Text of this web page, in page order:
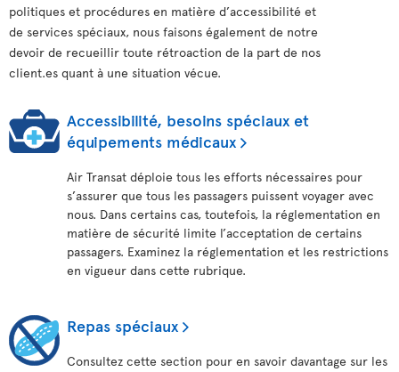
politiques et procédures en matière d’accessibilité et
de services spéciaux, nous faisons également de notre
devoir de recueillir toute rétroaction de la part de nos
client.es quant à une situation vécue.
Accessibilité, besoins spéciaux et
équipements médicaux
Air Transat déploie tous les efforts nécessaires pour
s’assurer que tous les passagers puissent voyager avec
nous. Dans certains cas, toutefois, la réglementation en
matière de sécurité limite l’acceptation de certains
passagers. Examinez la réglementation et les restrictions
en vigueur dans cette rubrique.
Repas spéciaux
Consultez cette section pour en savoir davantage sur les